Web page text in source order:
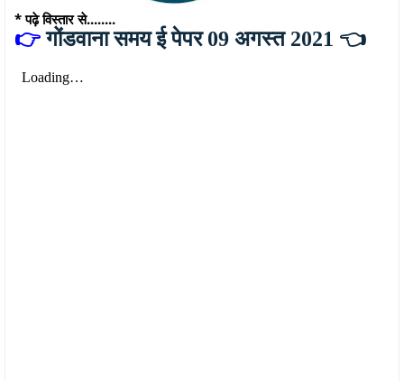
* पढ़े विस्तार से........
👉गोंडवाना समय ई पेपर 09 अगस्त 2021 👈